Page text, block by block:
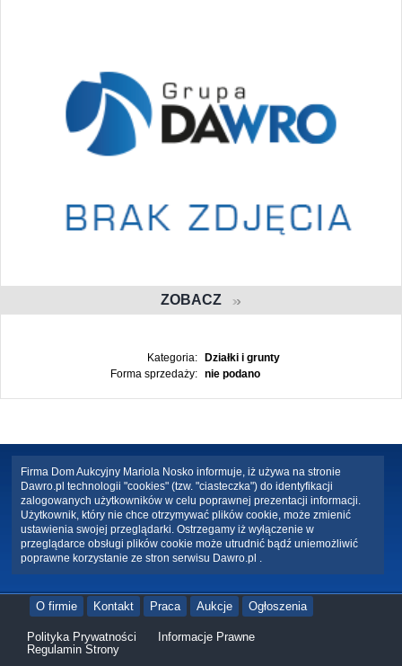
ZOBACZ
Kategoria:
Działki i grunty
Forma sprzedaży:
nie podano
Firma Dom Aukcyjny Mariola Nosko informuje, iż używa na stronie
Dawro.pl technologii "cookies" (tzw. "ciasteczka") do identyfikacji
zalogowanych użytkowników w celu poprawnej prezentacji informacji.
Użytkownik, który nie chce otrzymywać plików cookie, może zmienić
ustawienia swojej przeglądarki. Ostrzegamy iż wyłączenie w
przeglądarce obsługi plików cookie może utrudnić bądź uniemożliwić
poprawne korzystanie ze stron serwisu Dawro.pl .
O firmie Kontakt Praca Aukcje Ogłoszenia
Polityka Prywatności
Informacje Prawne
Regulamin Strony